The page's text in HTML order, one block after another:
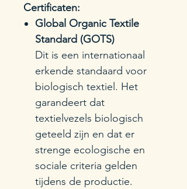
Certificaten:
Global Organic Textile
Standard (GOTS)
Dit is een internationaal
erkende standaard voor
biologisch textiel. Het
garandeert dat
textielvezels biologisch
geteeld zijn en dat er
strenge ecologische en
sociale criteria gelden
tijdens de productie.